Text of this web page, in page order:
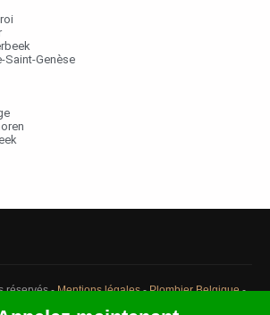
Genèse
réservés -Mentions légales-Plombier Belgique-
Belgique